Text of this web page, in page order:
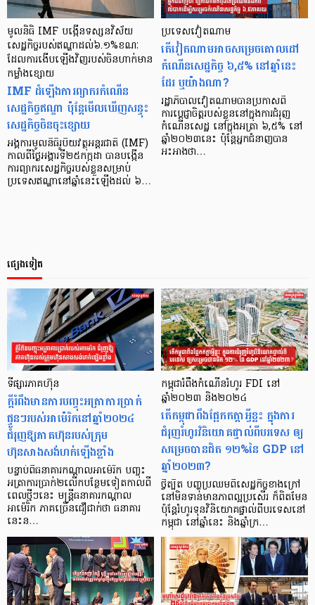
មូលនិធិ IMF បង្កើនទស្សនវិស័យ
សេដ្ឋកិច្ចរបស់ឥណ្ឌាដល់៦.១%ខណៈ
ដែលការងើបឡើងវិញរបស់ចិនហាក់មាន
កម្លាំងខ្សោយ
IMF ដំឡើងការព្យាករកំណើន
សេដ្ឋកិច្ចឥណ្ឌា ប៉ុន្ដែមើលឃើញសន្ទុះ
សេដ្ឋកិច្ចចិនចុះខ្សោយ
អង្គការមូលនិធិរូបិយវត្ថុអន្តរជាតិ (IMF)
កាលពីថ្ងៃអង្គារទី២៥កក្កដា បានបង្កើន
ការព្យាករសេដ្ឋកិច្ចរបស់ខ្លួនសម្រាប់
ប្រទេសឥណ្ឌានៅឆ្នាំនេះឡើងដល់ ៦…
ប្រទេសវៀតណាម
តើវៀតណាមអាចសម្រេចគោលដៅ
កំណើនសេដ្ឋកិច្ច ៦,៥% នៅឆ្នាំនេះ
ដែរ ឬយ៉ាងណា?
រដ្ឋាភិបាលវៀតណាមបានប្រកាសពី
ការប្តេជ្ញាចិត្តរបស់ខ្លួននៅក្នុងការជំរុញ
កំណើនសេដ្ឋ នៅក្នុងអត្រា ៦,៥% នៅ
ឆ្នាំ២០២៣នេះ ប៉ុន្តែអ្នកជំនាញបាន
អះអាងថា…
ផ្សេងទៀត
ទីផ្សារភាគហ៊ុន
ក្ដីរំពឹងមានការបញ្ចុះអត្រាការប្រាក់
ផ្ទួនៗរបស់អាម៉េរិកនៅឆ្នាំ២០២៤
ជំរុញឱ្យភាគហ៊ុនរបស់ក្រុម
ហ៊ុនសាងសង់ហក់ឡើងខ្លាំង
បន្ទាប់ពីធនាគារកណ្ដាលអាម៉េរិក បញ្ចុះ
អត្រាការប្រាក់២លើកបន្ថែមទៀតកាលពី
ពេលថ្មីៗនេះ មន្ត្រីធនាគារកណ្ដាល
អាម៉េរិក ភាគច្រើនជឿជាក់ថា ធនាគារ
នេះន…
កម្ពុជារំពឹងកំណើនរំហូរ FDI នៅ
ឆ្នាំ២០២៣ និង២០២៤
តើកម្ពុជាពឹងផ្អែកកត្តាអ្វីខ្លះ ក្នុងការ
ជំរុញរំហូរវិនិយោគផ្ទាល់ពីបរទេស ឲ្យ
សម្រេចបានជិត ១២%នៃ GDP នៅ
ឆ្នាំ២០២៣?
ថ្វីត្បិត បញ្ហប្រឈមពីសេដ្ឋកិច្ចខាងក្រៅ
នៅមិនទាន់មានភាពល្អប្រសើរ ក៏ពិតមែន
ប៉ុន្ដែរំហូរទុនវិនិយោគផ្ទាល់ពីបរទេសនៅ
កម្ពុជា នៅឆ្នាំនេះ និងឆ្នាំក្រ…